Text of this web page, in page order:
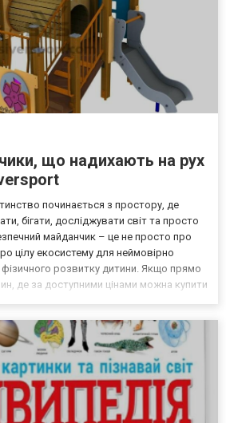
що надихають на рух
починається з простору, де
бігати, досліджувати світ та просто
майданчик – це не просто про
цілу екосистему для неймовірно
фізичного розвитку дитини. Якщо прямо
де за доступними цінами можна купити